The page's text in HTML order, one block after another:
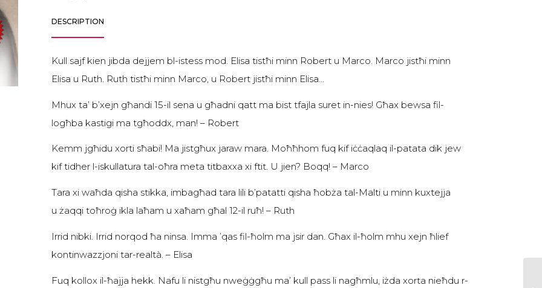
DESCRIPTION
Kull sajf kien jibda dejjem bl-istess mod. Elisa tistħi minn Robert u Marco. Marco jistħi minn
Elisa u Ruth. Ruth tistħi minn Marco, u Robert jistħi minn Elisa…
Mhux ta’ b’xejn għandi 15-il sena u għadni qatt ma bist tfajla suret in-nies! Għax bewsa fil-
logħba kastigi ma tgħoddx, man! – Robert
Kemm jgħidu xorti sħabi! Ma jistgħux jaraw mara. Moħħhom fuq kif iċċaqlaq il-patata dik jew
kif tidher l-iskullatura tal-oħra meta titbaxxa xi ftit. U jien? Boqq! – Marco
Tara xi waħda qisha stikka, imbagħad tara lili b’patatti qisha ħobża tal-Malti u minn kuxtejja
u żaqqi toħroġ ikla laħam u xaħam għal 12-il ruħ! – Ruth
Irrid nibki. Irrid norqod ħa ninsa. Imma ’qas fil-ħolm ma jsir dan. Għax il-ħolm mhu xejn ħlief
kontinwazzjoni tar-realtà. – Elisa
Fuq kollox il-ħajja hekk. Nafu li nistgħu nweġġgħu ma’ kull pass li nagħmlu, iżda xorta nieħdu r-